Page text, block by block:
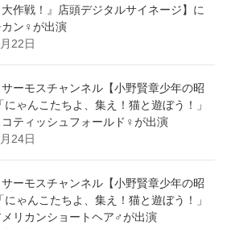
作戦！』店頭デジタルサイネージ】に
カン♀が出演
22日
ーモスチャンネル【小野賢章少年の昭
にゃんこたちよ、集え！猫と遊ぼう！」
ティッシュフォールド♀が出演
24日
ーモスチャンネル【小野賢章少年の昭
にゃんこたちよ、集え！猫と遊ぼう！」
リカンショートヘア♂が出演